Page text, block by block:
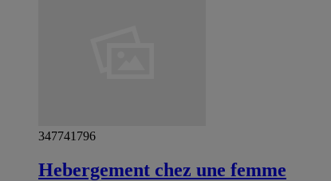
347741796
Hebergement chez une femme